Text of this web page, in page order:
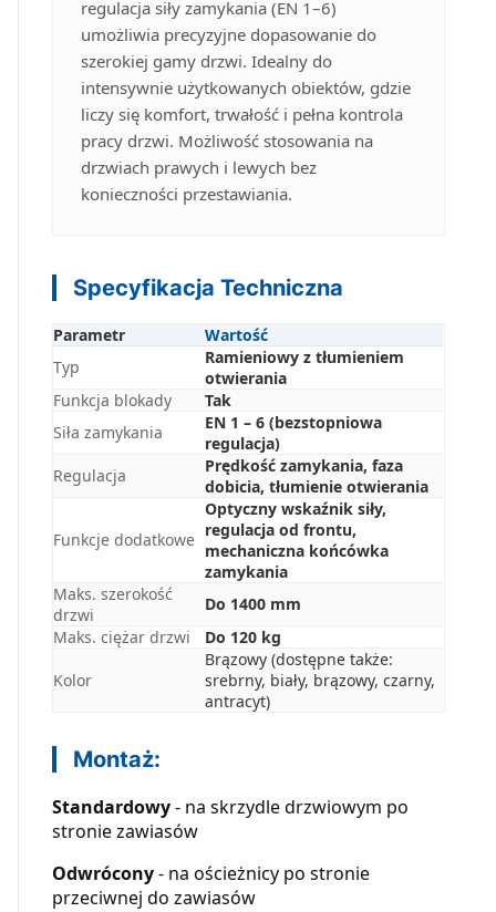
regulacja siły zamykania (EN 1–6)
umożliwia precyzyjne dopasowanie do
szerokiej gamy drzwi. Idealny do
intensywnie użytkowanych obiektów, gdzie
liczy się komfort, trwałość i pełna kontrola
pracy drzwi. Możliwość stosowania na
drzwiach prawych i lewych bez
konieczności przestawiania.
Specyfikacja Techniczna
Parametr
Wartość
Typ
Ramieniowy z tłumieniem
otwierania
Funkcja blokady
Tak
Siła zamykania
EN 1 – 6 (bezstopniowa
regulacja)
Regulacja
Prędkość zamykania, faza
dobicia, tłumienie otwierania
Funkcje dodatkowe
Optyczny wskaźnik siły,
regulacja od frontu,
mechaniczna końcówka
zamykania
Maks. szerokość
drzwi
Do 1400 mm
Maks. ciężar drzwi
Do 120 kg
Kolor
Brązowy (dostępne także:
srebrny, biały, brązowy, czarny,
antracyt)
Montaż:
Standardowy- na skrzydle drzwiowym po
stronie zawiasów
Odwrócony- na ościeżnicy po stronie
przeciwnej do zawiasów